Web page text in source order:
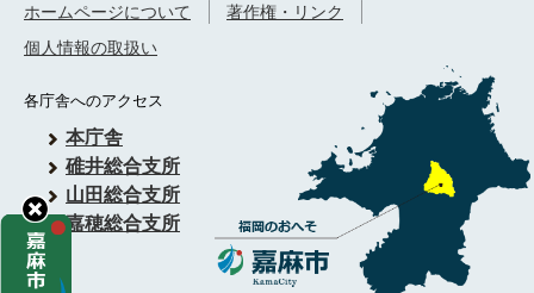
各庁舎へのアクセス
本庁舎
碓井総合支所
山田総合支所
嘉穂総合支所
ホームページについて
著作権・リンク
個人情報の取扱い